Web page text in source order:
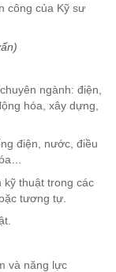
công của Kỹ sư
ngành: điện,
hóa, xây dựng,
điện, nước, điều
kỹ thuật trong các
tương tự.
và năng lực